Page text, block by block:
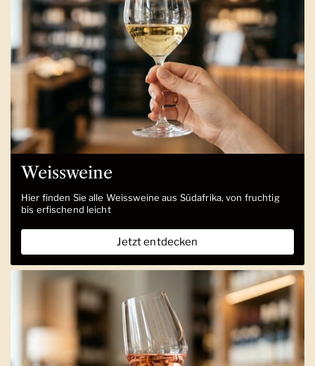
Weissweine
Hier finden Sie alle Weissweine aus Südafrika, von fruchtig
bis erfischend leicht
Jetzt entdecken